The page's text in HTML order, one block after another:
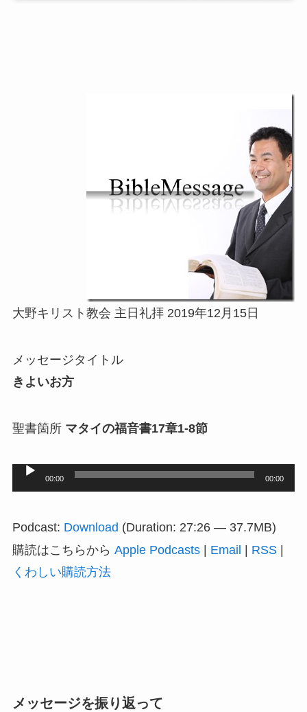
大野キリスト教会 主日礼拝 2019年12月15日
メッセージタイトル
きよいお方
聖書箇所 マタイの福音書17章1-8節
レ
00:00 00:00
Podcast: Download (Duration: 27:26 — 37.7MB)
購読はこちらから Apple Podcasts| Email | RSS|
くわしい購読方法
メッセージを振り返って